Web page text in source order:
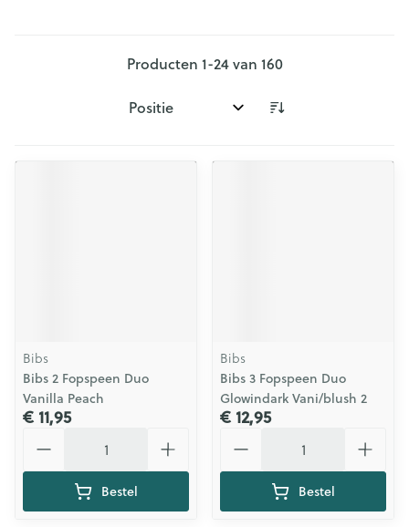
Producten 1-24van 160
Sorteer op:
Bibs
Bibs 2 Fopspeen Duo
Vanilla Peach
€ 11,95
Bestel
Bibs
Bibs 3 Fopspeen Duo
Glowindark Vani/blush 2
€ 12,95
Bestel